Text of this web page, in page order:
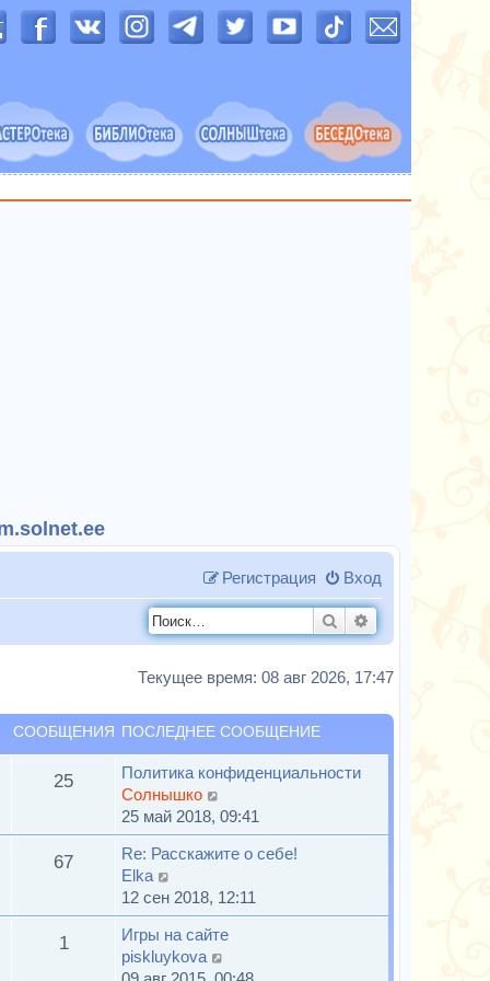
Вход
Регистрация
Поиск
Текущее время: 08 авг 2026, 17:47
СООБЩЕНИЯ ПОСЛЕДНЕЕ СООБЩЕНИЕ
25
Политика конфиденциальности
Солнышко
е
р
е
т
к
п
25 май 2018, 09:41
67
Re: Расскажите о себе!
Elka
е
р
е
й
12 сен 2018, 12:11
1
Игры на сайте
piskluykova
е